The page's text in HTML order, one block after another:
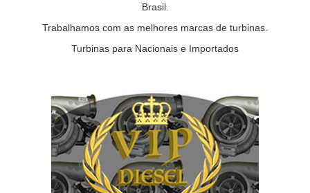
Brasil.
Trabalhamos com as melhores marcas de turbinas.
Turbinas para Nacionais e Importados